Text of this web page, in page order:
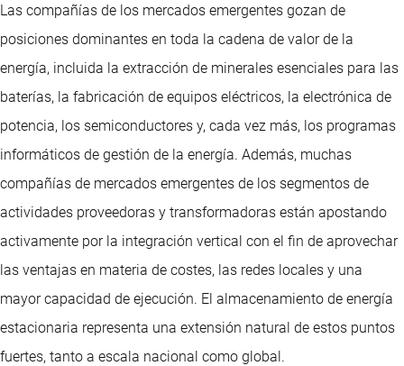
Las compañías de los mercados emergentes gozan de
posiciones dominantes en toda la cadena de valor de la
energía, incluida la extracción de minerales esenciales para las
baterías, la fabricación de equipos eléctricos, la electrónica de
potencia, los semiconductores y, cada vez más, los programas
informáticos de gestión de la energía. Además, muchas
compañías de mercados emergentes de los segmentos de
actividades proveedoras y transformadoras están apostando
activamente por la integración vertical con el fin de aprovechar
las ventajas en materia de costes, las redes locales y una
mayor capacidad de ejecución. El almacenamiento de energía
estacionaria representa una extensión natural de estos puntos
fuertes, tanto a escala nacional como global.